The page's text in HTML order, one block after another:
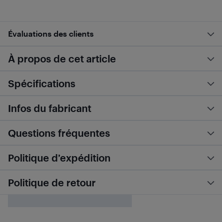
Évaluations des clients
À propos de cet article
Spécifications
Infos du fabricant
Questions fréquentes
Politique d’expédition
Politique de retour